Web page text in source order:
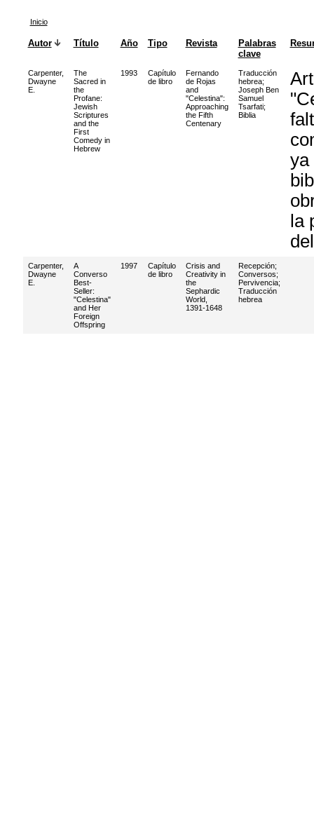
Inicio
Autor Título Año Tipo Revista
Palabras
clave
Carpenter,
Dwayne
E.
The
Sacred in
the
Profane:
Jewish
Scriptures
and the
First
Comedy in
Hebrew
1993
Capítulo
de libro
Fernando
de Rojas
and
"Celestina":
Approaching
the Fifth
Centenary
Traducción
hebrea;
Joseph Ben
Samuel
Tsarfati;
Biblia
ya
la
Carpenter,
Dwayne
E.
A
Converso
Best-
Seller:
"Celestina"
and Her
Foreign
Offspring
1997
Capítulo
de libro
Crisis and
Creativity in
the
Sephardic
World,
1391-1648
Recepción;
Conversos;
Pervivencia;
Traducción
hebrea